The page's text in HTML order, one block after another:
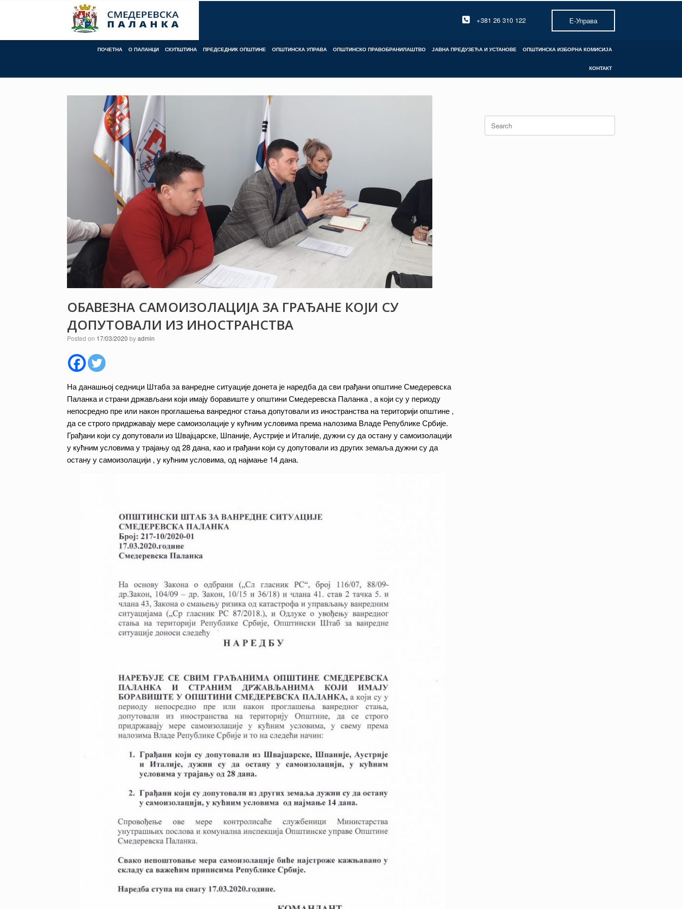
+381 26 310 122 Е-Управа
ПОЧЕТНА О ПАЛАНЦИ СКУПШТИНА ПРЕДСЕДНИК ОПШТИНЕ ОПШТИНСКА УПРАВА ОПШТИНСКО ПРАВОБРАНИЛАШТВО ЈАВНА ПРЕДУЗЕЋА И УСТАНОВЕ ОПШТИНСКА ИЗБОРНА КОМИСИЈА
КОНТАКТ
ОБАВЕЗНА САМОИЗОЛАЦИЈА ЗА ГРАЂАНЕ КОЈИ СУ
ДОПУТОВАЛИ ИЗ ИНОСТРАНСТВА
Posted on 17/03/2020 byadmin
На данашњој седници Штаба за ванредне ситуације донета је наредба да сви грађани општине Смедеревска
Паланка и страни држављани који имају боравиште у општини Смедеревска Паланка , а који су у периоду
непосредно пре или након проглашења ванредног стања допутовали из иностранства на територији општине ,
да се строго придржавају мере самоизолације у кућним условима према налозима Владе Републике Србије.
Грађани који су допутовали из Швајцарске, Шпаније, Аустрије и Италије, дужни су да остану у самоизолацији
у кућним условима у трајању од 28 дана, као и грађани који су допутовали из других земаља дужни су да
остану у самоизолацији , у кућним условима, од најмање 14 дана.
Search
for: